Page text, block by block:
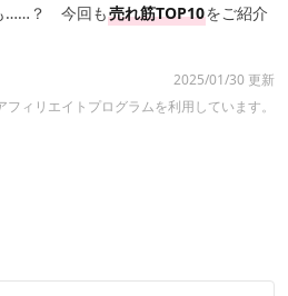
……？ 今回も売れ筋TOP10をご紹介
2025/01/30 更新
フィリエイトプログラムを利用しています。